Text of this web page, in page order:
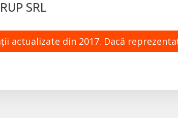
SRL
actualizate din 2017. Dacă